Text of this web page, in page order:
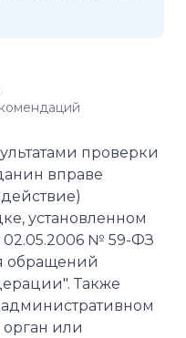
проверки
вправе
установленном
№ 59-ФЗ
обращений
Также
или